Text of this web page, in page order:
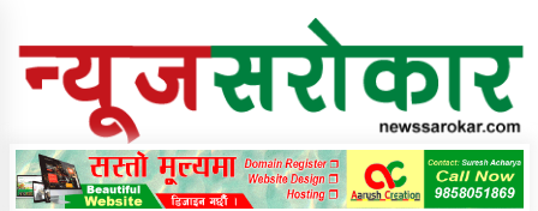
Online News Portal